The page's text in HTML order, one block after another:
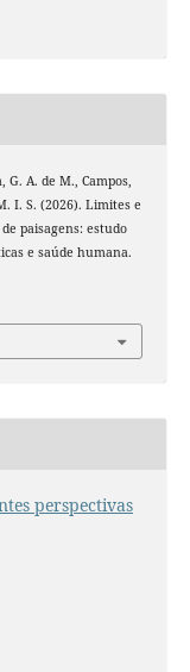
G. A. de M., Campos,
I. S. (2026). Limites e
paisagens: estudo
e saúde humana.
perspectivas